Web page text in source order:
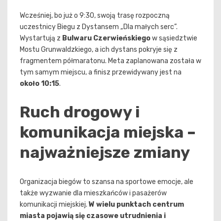
Wcześniej, bo już o 9:30, swoją trasę rozpoczną
uczestnicy Biegu z Dystansem „Dla małych serc”.
Wystartują z Bulwaru Czerwieńskiegow sąsiedztwie
Mostu Grunwaldzkiego, a ich dystans pokryje się z
fragmentem półmaratonu. Meta zaplanowana została w
tym samym miejscu, a finisz przewidywany jest na
około 10:15.
Ruch drogowy i
komunikacja miejska –
najważniejsze zmiany
Organizacja biegów to szansa na sportowe emocje, ale
także wyzwanie dla mieszkańców i pasażerów
komunikacji miejskiej. W wielu punktach centrum
miasta pojawią się czasowe utrudnienia i